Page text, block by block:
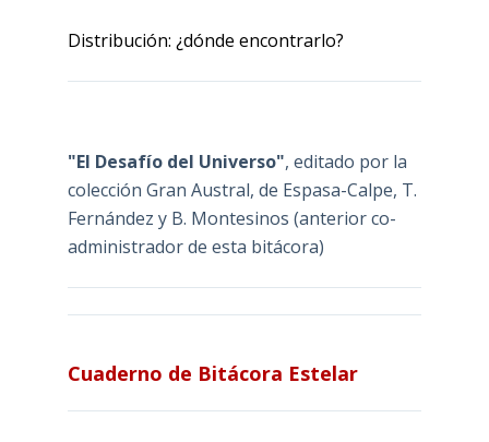
Distribución: ¿dónde encontrarlo?
"El Desafío del Universo", editado por la
colección Gran Austral, de Espasa-Calpe, T.
Fernández y B. Montesinos (anterior co-
administrador de esta bitácora)
Cuaderno de Bitácora Estelar